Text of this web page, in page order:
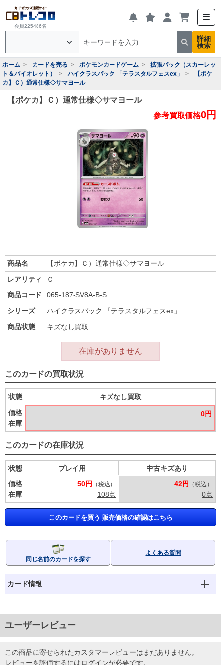
会員225486名
詳細
検索
ホーム カードを売る ポケモンカードゲーム
拡張パック（スカーレッ
ト＆バイオレット）
ハイクラスパック 「テラスタルフェスex」
【ポケ
カ】Ｃ）通常仕様◇サマヨール
【ポケカ】Ｃ）通常仕様◇サマヨール
参考買取価格0円
商品名
【ポケカ】Ｃ）通常仕様◇サマヨール
レアリティ
Ｃ
商品コード
065-187-SV8A-B-S
シリーズ
ハイクラスパック 「テラスタルフェスex」
商品状態
キズなし買取
在庫がありません
このカードの買取状況
状態
価格
在庫
キズなし買取
0円
このカードの在庫状況
状態
価格
在庫
プレイ用
50円
（税込）
108点
中古キズあり
42円
（税込）
0点
このカードを買う 販売価格の確認はこちら
同じ名前のカードを探す
よくある質問
カード情報
ユーザーレビュー
この商品に寄せられたカスタマーレビューはまだありません。
レビューを評価するにはログインが必要です。